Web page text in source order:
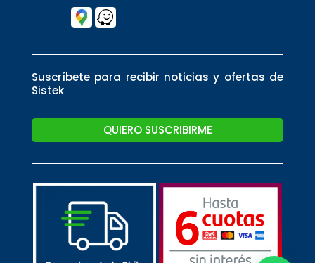
Suscríbete para recibir noticias y ofertas de
Sistek
QUIERO SUSCRIBIRME